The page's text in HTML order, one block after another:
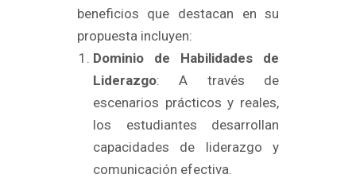
beneficios que destacan en su
propuesta incluyen:
Dominio de Habilidades de
Liderazgo: A través de
escenarios prácticos y reales,
los estudiantes desarrollan
capacidades de liderazgo y
comunicación efectiva.